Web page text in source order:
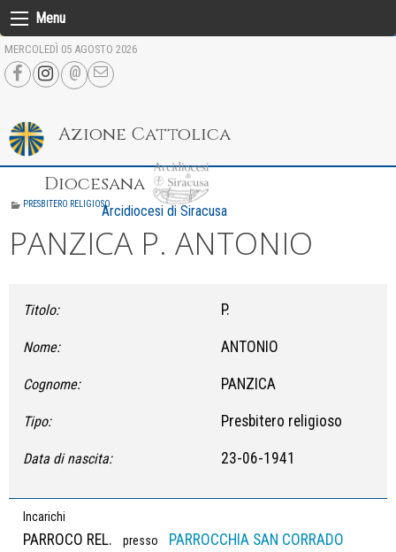
Skip
to
content
Menu
MERCOLEDÌ 05 AGOSTO 2026
Azione Cattolica
Diocesana
Arcidiocesi di Siracusa
PRESBITERO RELIGIOSO
PANZICA P. ANTONIO
Titolo: P.
Nome: ANTONIO
Cognome: PANZICA
Tipo: Presbitero religioso
Data di nascita: 23-06-1941
Incarichi
PARROCO REL. presso
PARROCCHIA SAN CORRADO